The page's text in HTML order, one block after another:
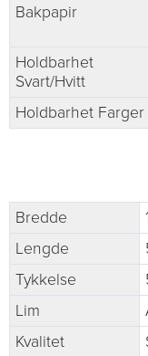
Bakpapir
Holdbarhet
Svart/Hvitt
Holdbarhet Farger
Bredde
Lengde
Tykkelse
Lim
Kvalitet